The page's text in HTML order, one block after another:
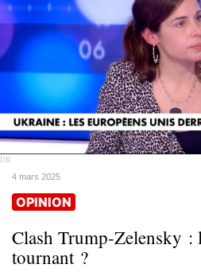
DR
4 mars 2025
OPINION
Clash Trump-Zelensky :
tournant ?